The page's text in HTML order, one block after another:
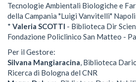
Tecnologie Ambientali Biologiche e
della Campania "Luigi Vanvitelli" Napoli
* Valeria SCOTTI - Biblioteca Dir
Fondazione Policlinico San Matteo -
Per il Gestore:
Silvana Mangiaracina, Biblioteca
Ricerca di Bologna del CNR